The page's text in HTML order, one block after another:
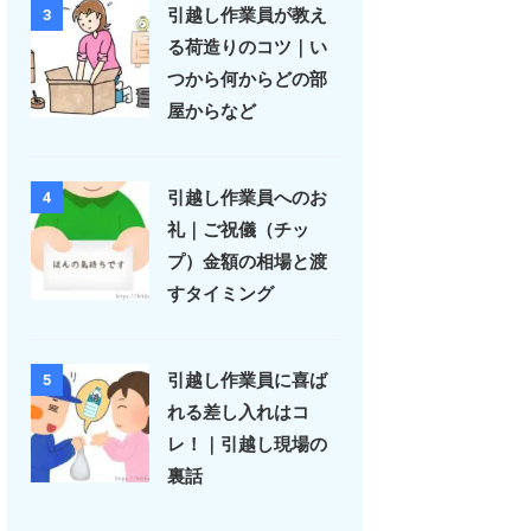
3
引越し作業員が教え
る荷造りのコツ｜い
つから何からどの部
屋からなど
4
引越し作業員へのお
礼｜ご祝儀（チッ
プ）金額の相場と渡
すタイミング
5
引越し作業員に喜ば
れる差し入れはコ
レ！｜引越し現場の
裏話